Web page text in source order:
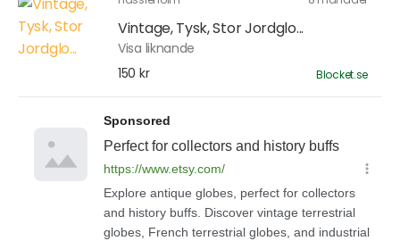
Vintage, Tysk, Stor Jordglo...
Visa liknande
150 kr
Blocket.se